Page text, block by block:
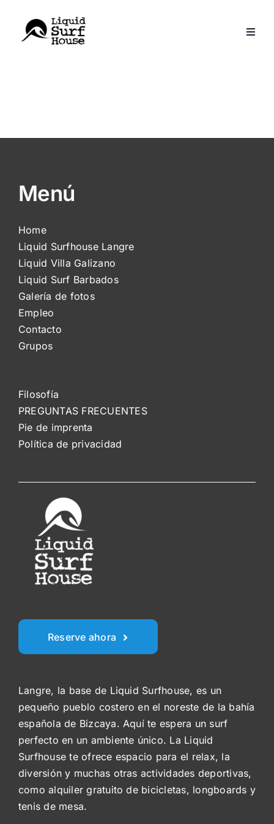
content
Menú
Home
Liquid Surfhouse Langre
Liquid Villa Galizano
Liquid Surf Barbados
Galería de fotos
Empleo
Contacto
Grupos
Filosofía
PREGUNTAS FRECUENTES
Pie de imprenta
Política de privacidad
Reserve ahora
Langre, la base de Liquid Surfhouse, es un
pequeño pueblo costero en el noreste de la bahía
española de Bizcaya. Aquí te espera un surf
perfecto en un ambiente único. La Liquid
Surfhouse te ofrece espacio para el relax, la
diversión y muchas otras actividades deportivas,
como alquiler gratuito de bicicletas, longboards y
tenis de mesa.